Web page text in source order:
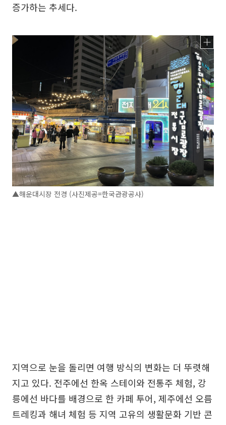
증가하는 추세다.
▲해운대시장 전경 (사진제공=한국관광공사)
지역으로 눈을 돌리면 여행 방식의 변화는 더 뚜렷해
지고 있다. 전주에선 한옥 스테이와 전통주 체험, 강
릉에선 바다를 배경으로 한 카페 투어, 제주에선 오름
트레킹과 해녀 체험 등 지역 고유의 생활문화 기반 콘